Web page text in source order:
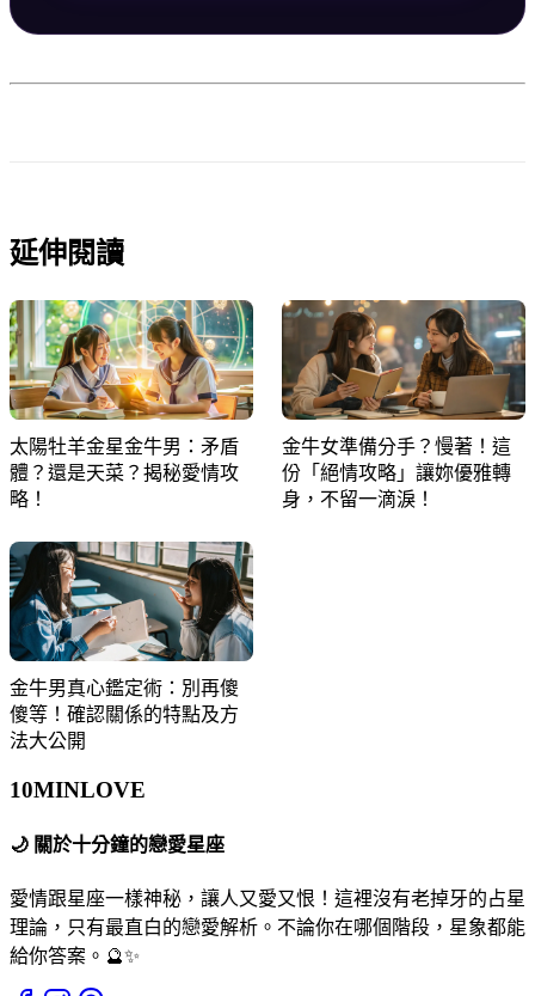
延伸閱讀
太陽牡羊金星金牛男：矛盾
體？還是天菜？揭秘愛情攻
略！
金牛女準備分手？慢著！這
份「絕情攻略」讓妳優雅轉
身，不留一滴淚！
金牛男真心鑑定術：別再傻
傻等！確認關係的特點及方
法大公開
10MINLOVE
🌙 關於十分鐘的戀愛星座
愛情跟星座一樣神秘，讓人又愛又恨！這裡沒有老掉牙的占星
理論，只有最直白的戀愛解析。不論你在哪個階段，星象都能
給你答案。🔮✨